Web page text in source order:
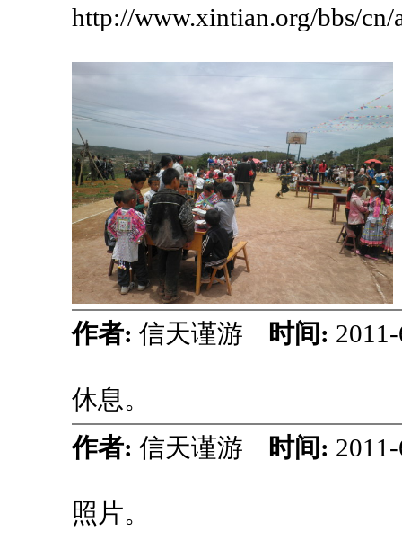
http://www.xintian.org/bbs/cn/
作者: 信天谨游 时间:
休息。
作者: 信天谨游 时间:
照片。